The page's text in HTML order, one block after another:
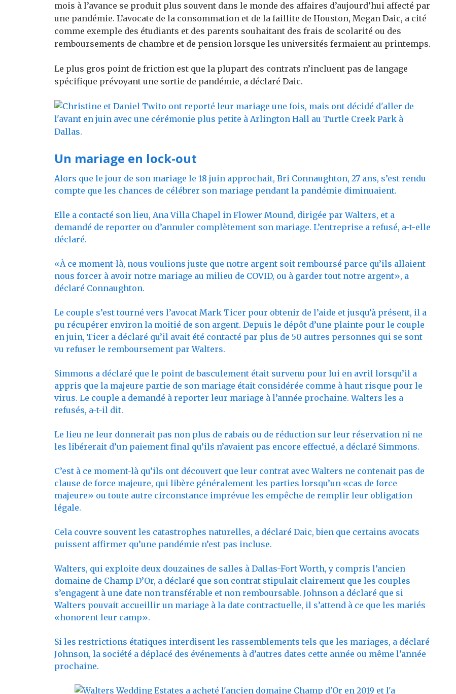
mois à l’avance se produit plus souvent dans le monde des affaires d’aujourd’hui affecté par
une pandémie. L’avocate de la consommation et de la faillite de Houston, Megan Daic, a cité
comme exemple des étudiants et des parents souhaitant des frais de scolarité ou des
remboursements de chambre et de pension lorsque les universités fermaient au printemps.
Le plus gros point de friction est que la plupart des contrats n’incluent pas de langage
spécifique prévoyant une sortie de pandémie, a déclaré Daic.
Un mariage en lock-out
Alors que le jour de son mariage le 18 juin approchait, Bri Connaughton, 27 ans, s’est rendu
compte que les chances de célébrer son mariage pendant la pandémie diminuaient.
Elle a contacté son lieu, Ana Villa Chapel in Flower Mound, dirigée par Walters, et a
demandé de reporter ou d’annuler complètement son mariage. L’entreprise a refusé, a-t-elle
déclaré.
«À ce moment-là, nous voulions juste que notre argent soit remboursé parce qu’ils allaient
nous forcer à avoir notre mariage au milieu de COVID, ou à garder tout notre argent», a
déclaré Connaughton.
Le couple s’est tourné vers l’avocat Mark Ticer pour obtenir de l’aide et jusqu’à présent, il a
pu récupérer environ la moitié de son argent. Depuis le dépôt d’une plainte pour le couple
en juin, Ticer a déclaré qu’il avait été contacté par plus de 50 autres personnes qui se sont
vu refuser le remboursement par Walters.
Simmons a déclaré que le point de basculement était survenu pour lui en avril lorsqu’il a
appris que la majeure partie de son mariage était considérée comme à haut risque pour le
virus. Le couple a demandé à reporter leur mariage à l’année prochaine. Walters les a
refusés, a-t-il dit.
Le lieu ne leur donnerait pas non plus de rabais ou de réduction sur leur réservation ni ne
les libérerait d’un paiement final qu’ils n’avaient pas encore effectué, a déclaré Simmons.
C’est à ce moment-là qu’ils ont découvert que leur contrat avec Walters ne contenait pas de
clause de force majeure, qui libère généralement les parties lorsqu’un «cas de force
majeure» ou toute autre circonstance imprévue les empêche de remplir leur obligation
légale.
Cela couvre souvent les catastrophes naturelles, a déclaré Daic, bien que certains avocats
puissent affirmer qu’une pandémie n’est pas incluse.
Walters, qui exploite deux douzaines de salles à Dallas-Fort Worth, y compris l’ancien
domaine de Champ D’Or, a déclaré que son contrat stipulait clairement que les couples
s’engagent à une date non transférable et non remboursable. Johnson a déclaré que si
Walters pouvait accueillir un mariage à la date contractuelle, il s’attend à ce que les mariés
«honorent leur camp».
Si les restrictions étatiques interdisent les rassemblements tels que les mariages, a déclaré
Johnson, la société a déplacé des événements à d’autres dates cette année ou même l’année
prochaine.